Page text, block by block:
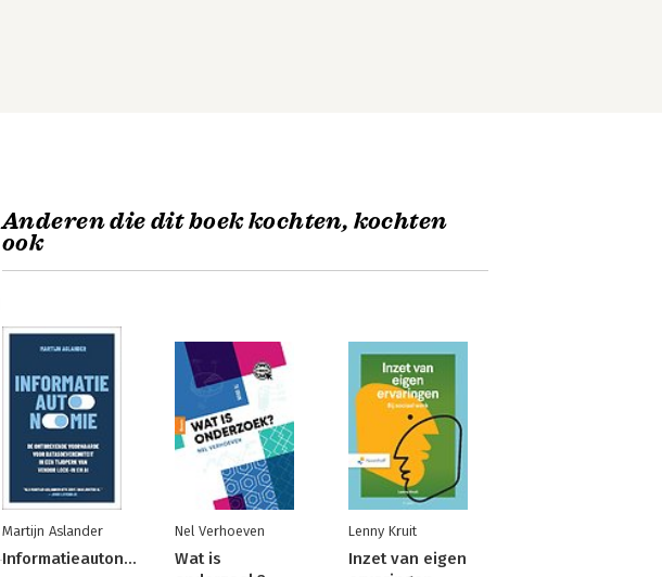
Anderen die dit boek kochten, kochten
ook
Martijn Aslander
Informatieautonomie
Nel Verhoeven
Wat is
Lenny Kruit
Inzet van eigen